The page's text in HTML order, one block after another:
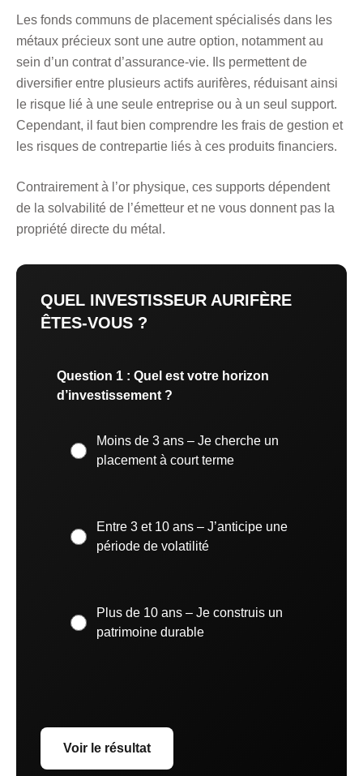
Les fonds communs de placement spécialisés dans les
métaux précieux sont une autre option, notamment au
sein d’un contrat d’assurance-vie. Ils permettent de
diversifier entre plusieurs actifs aurifères, réduisant ainsi
le risque lié à une seule entreprise ou à un seul support.
Cependant, il faut bien comprendre les frais de gestion et
les risques de contrepartie liés à ces produits financiers.
Contrairement à l’or physique, ces supports dépendent
de la solvabilité de l’émetteur et ne vous donnent pas la
propriété directe du métal.
QUEL INVESTISSEUR AURIFÈRE
ÊTES-VOUS ?
Question 1 : Quel est votre horizon
d’investissement ?
Moins de 3 ans – Je cherche un
placement à court terme
Entre 3 et 10 ans – J’anticipe une
période de volatilité
Plus de 10 ans – Je construis un
patrimoine durable
Voir le résultat